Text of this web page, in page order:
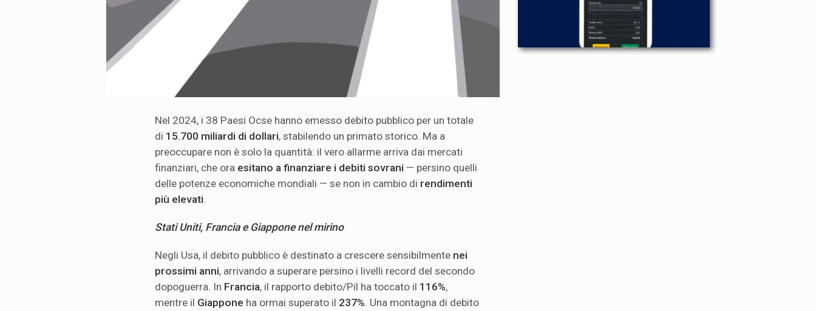
Nel 2024, i 38 Paesi Ocse hanno emesso debito pubblico per un totale
di 15.700 miliardi di dollari, stabilendo un primato storico. Ma a
preoccupare non è solo la quantità: il vero allarme arriva dai mercati
finanziari, che ora esitano a finanziare i debiti sovrani — persino quelli
delle potenze economiche mondiali — se non in cambio di rendimenti
più elevati
Stati Uniti, Francia e Giappone nel mirino
Negli Usa, il debito pubblico è destinato a crescere sensibilmente nei
prossimi anni, arrivando a superare persino i livelli record del secondo
dopoguerra. In Francia, il rapporto debito/Pil ha toccato il 116%,
mentre il Giappone ha ormai superato il 237% . Una montagna di debito